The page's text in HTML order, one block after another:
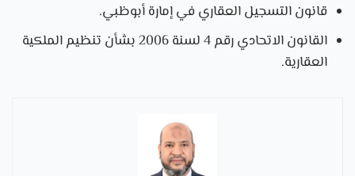
قانون التسجيل العقاري في إمارة أبوظبي.
القانون الاتحادي رقم 4 لسنة 2006 بشأن تنظيم الملكية
العقارية.